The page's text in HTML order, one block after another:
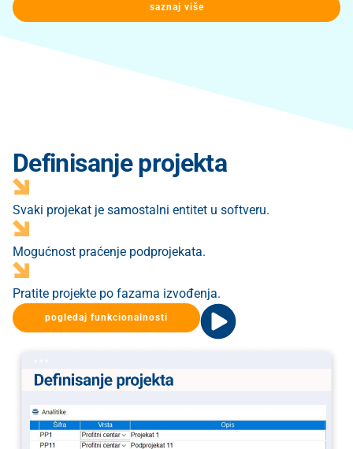
saznaj više
Definisanje projekta
Svaki projekat je samostalni entitet u softveru.
Mogućnost praćenje podprojekata​.
Pratite projekte po fazama izvođenja.
pogledaj funkcionalnosti